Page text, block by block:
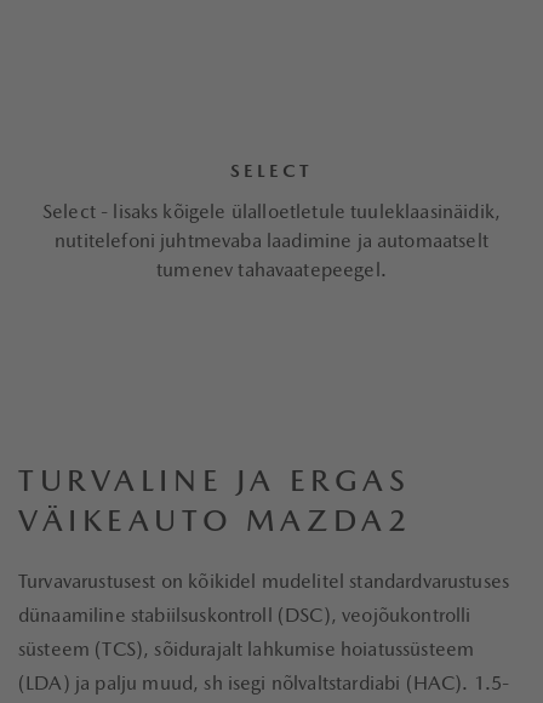
SELECT
Select - lisaks kõigele ülalloetletule tuuleklaasinäidik,
nutitelefoni juhtmevaba laadimine ja automaatselt
tumenev tahavaatepeegel.
TURVALINE JA ERGAS
VÄIKEAUTO MAZDA2
Turvavarustusest on kõikidel mudelitel standardvarustuses
dünaamiline stabiilsuskontroll (DSC), veojõukontrolli
süsteem (TCS), sõidurajalt lahkumise hoiatussüsteem
(LDA) ja palju muud, sh isegi nõlvaltstardiabi (HAC). 1.5-